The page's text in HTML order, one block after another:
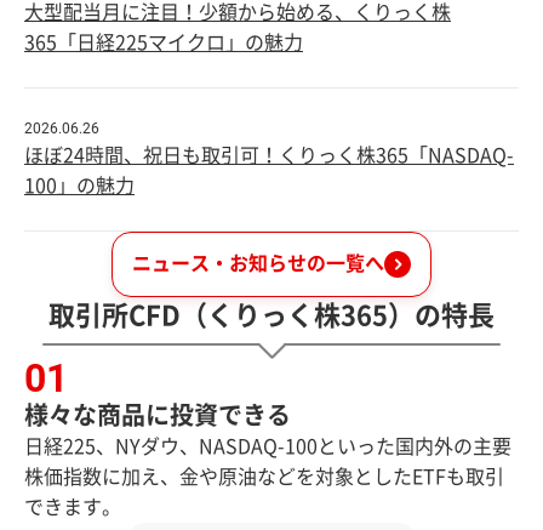
大型配当月に注目！少額から始める、くりっく株
365「日経225マイクロ」の魅力
2026.06.26
ほぼ24時間、祝日も取引可！くりっく株365「NASDAQ-
100」の魅力
ニュース・お知らせの一覧へ
取引所CFD（くりっく株365）の特長
様々な商品に投資できる
日経225、NYダウ、NASDAQ-100といった国内外の主要
株価指数に加え、金や原油などを対象としたETFも取引
できます。